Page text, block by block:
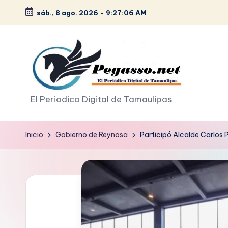
Saltar
contenido
sáb., 8 ago. 2026 - 9:27:07 AM
p
e
g
El Periodico Digital de Tamaulipas
Inicio Gobierno de Reynosa Participó Alcalde Carlos